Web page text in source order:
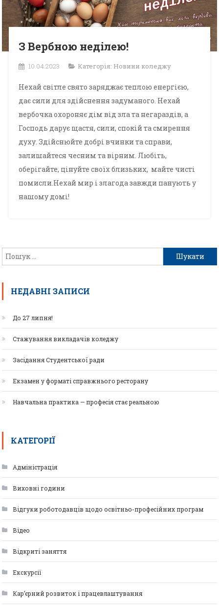
З Вербною неділею!
10.04.2023 Категорія: Новини коледжу
Нехай світле свято заряджає теплою енергією,
дає сили для здійснення задуманого. Нехай
вербочка охороняє дім від зла та негараздів, а
Господь дарує щастя, сили, спокій та смирення
духу. Здійснюйте добрі вчинки та справи,
залишайтеся чесним та вірним. Любіть,
оберігайте, цінуйте своїх близьких, майте чисті
помисли.Нехай мир і злагода завжди панують у
нашому домі!
НЕДАВНІ ЗАПИСИ
До 27 липня!
Стажування викладачів коледжу
Засідання Студентської ради
Екзамен у форматі справжнього ресторану
Навчальна практика — професія стає реальною
КАТЕГОРІЇ
Адміністрація
Виховні години
Відгуки роботодавців щодо освітньо-професійних програм
Відео
Відкриті заняття
Екскурсії
Кар’єрний розвиток і працевлаштування